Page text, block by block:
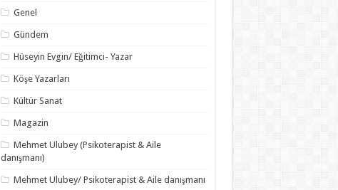
Genel
Gündem
Hüseyin Evgin/ Eğitimci- Yazar
Köşe Yazarları
Kültür Sanat
Magazin
Mehmet Ulubey (Psikoterapist & Aile
danışmanı)
Mehmet Ulubey/ Psikoterapist & Aile danışmanı